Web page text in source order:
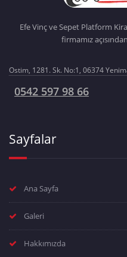
Efe Vinç ve Sepet Platform
firmamız
Ostim, 1281. Sk. No:1, 06374
0542 597 98 66
Sayfalar
Ana Sayfa
Galeri
Hakkımızda